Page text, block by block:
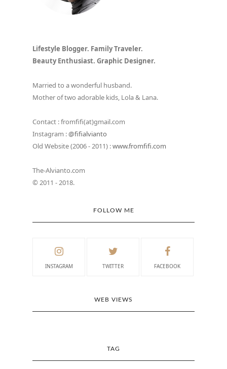
Lifestyle Blogger. Family Traveler.
Beauty Enthusiast. Graphic Designer.
Married to a wonderful husband.
Mother of two adorable kids, Lola & Lana.
Contact : fromfifi(at)gmail.com
Instagram :@fifialvianto
Old Website (2006 - 2011) :www.fromfifi.com
The-Alvianto.com
© 2011 - 2018.
FOLLOW ME
INSTAGRAM TWITTER FACEBOOK
WEB VIEWS
TAG